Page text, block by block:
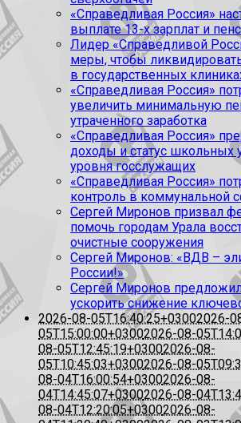
«Справедливая Россия»
выплате 13-х зарплат и
Лидер «Справедливой
меры, чтобы
в государственных
«Справедливая Россия»
увеличить минимальную
утраченного заработка
«Справедливая Россия»
доходы и статус школьных
уровня госслужащих
«Справедливая Россия»
контроль в коммунальной
Сергей Миронов призвал
помочь городам Урала
очистные сооружения
Сергей Миронов: «ВДВ –
России!»
Сергей Миронов
ускорить снижение
2026-08-05T16:40:25+03002026-
05T15:00:00+03002026-08-
08-05T12:45:19+03002026-08-
05T10:45:03+03002026-08-
08-04T16:00:54+03002026-08-
04T14:45:07+03002026-08-
08-04T12:20:05+03002026-08-